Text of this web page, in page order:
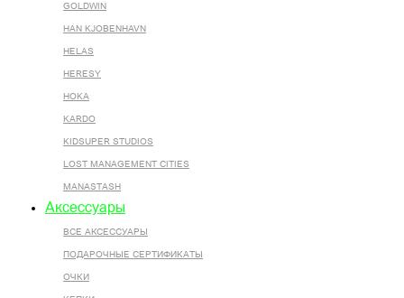
GOLDWIN
HAN KJOBENHAVN
HELAS
HERESY
HOKA
KARDO
KIDSUPER STUDIOS
LOST MANAGEMENT CITIES
MANASTASH
Аксессуары
ВСЕ AКСЕССУАРЫ
ПОДАРОЧНЫЕ СЕРТИФИКАТЫ
ОЧКИ